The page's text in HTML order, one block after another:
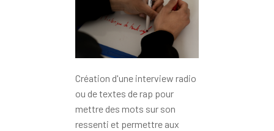
Création d'une interview radio
ou de textes de rap pour
mettre des mots sur son
ressenti et permettre aux